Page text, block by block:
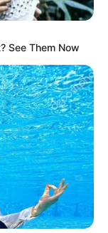
See Them Now